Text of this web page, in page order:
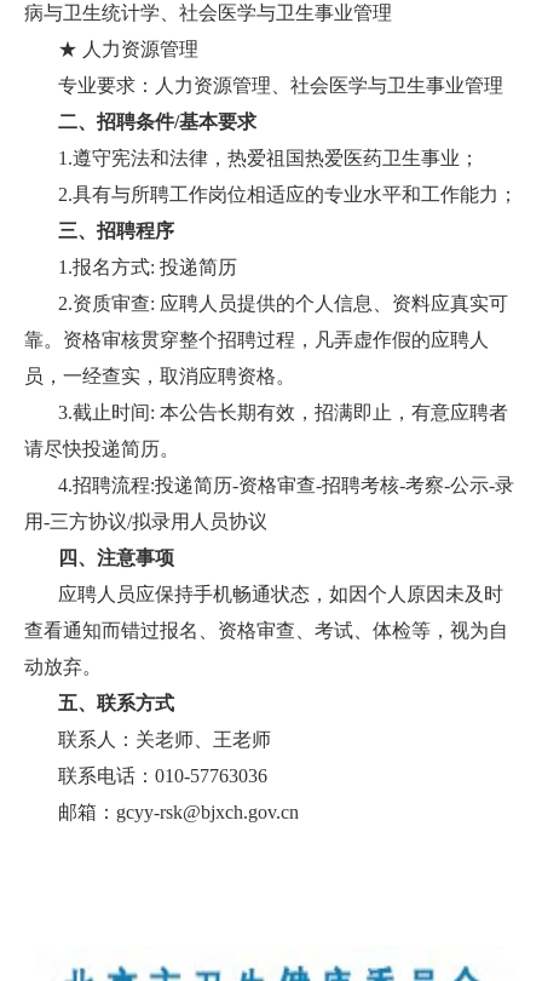
病与卫生统计学、社会医学与卫生事业管理
★ 人力资源管理
专业要求：人力资源管理、社会医学与卫生事业管理
二、招聘条件/基本要求
1.遵守宪法和法律，热爱祖国热爱医药卫生事业；
2.具有与所聘工作岗位相适应的专业水平和工作能力；
三、招聘程序
1.报名方式: 投递简历
2.资质审查: 应聘人员提供的个人信息、资料应真实可
靠。资格审核贯穿整个招聘过程，凡弄虚作假的应聘人
员，一经查实，取消应聘资格。
3.截止时间: 本公告长期有效，招满即止，有意应聘者
请尽快投递简历。
4.招聘流程:投递简历-资格审查-招聘考核-考察-公示-录
用-三方协议/拟录用人员协议
四、注意事项
应聘人员应保持手机畅通状态，如因个人原因未及时
查看通知而错过报名、资格审查、考试、体检等，视为自
动放弃。
五、联系方式
联系人：关老师、王老师
联系电话：010-57763036
邮箱：gcyy-rsk@bjxch.gov.cn